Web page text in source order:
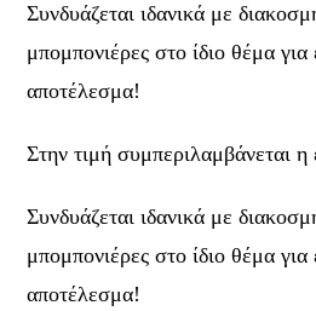
Συνδυάζεται ιδανικά με
μπομπονιέρες στο ίδιο θέμα
αποτέλεσμα!
Στην τιμή συμπεριλαμβάνεται
Συνδυάζεται ιδανικά με
μπομπονιέρες στο ίδιο θέμα
αποτέλεσμα!